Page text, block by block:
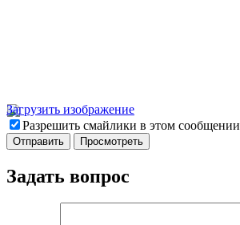
Загрузить изображение
Разрешить смайлики в этом сообщении
Задать вопрос